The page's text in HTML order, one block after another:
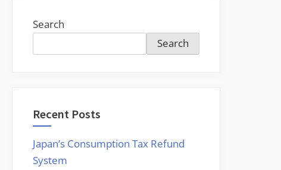
Search
Search
Recent Posts
Japan’s Consumption Tax Refund
System